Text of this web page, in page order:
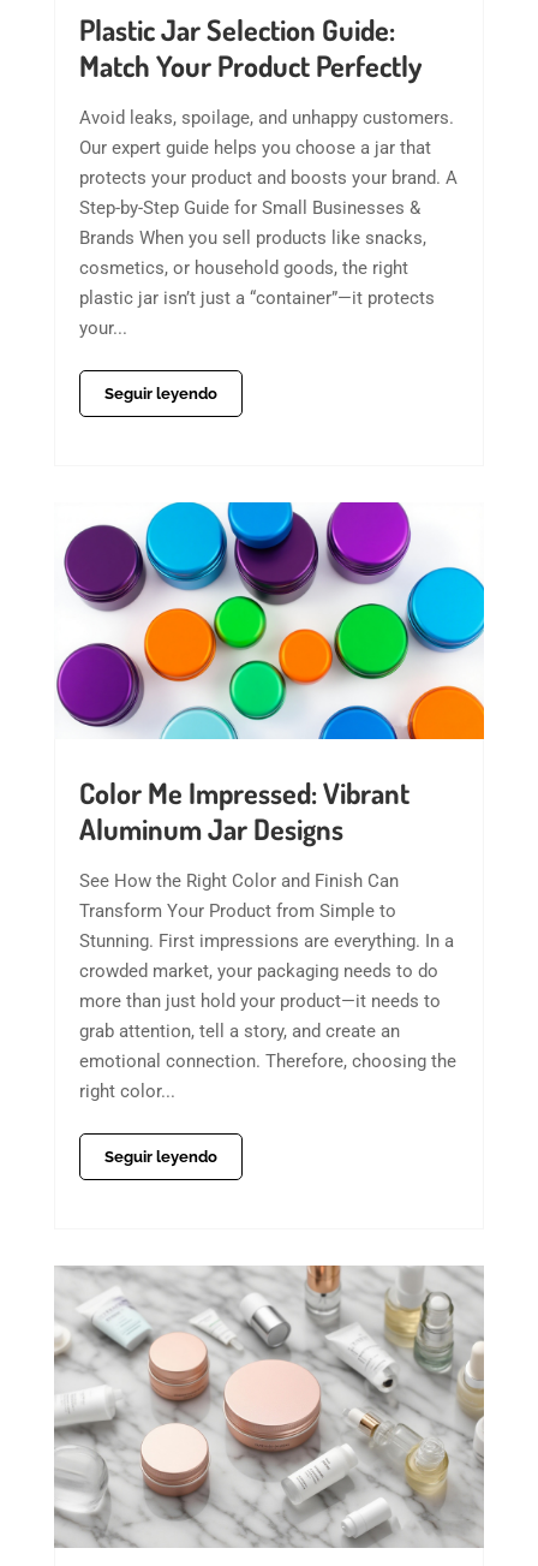
Plastic Jar Selection Guide:
Match Your Product Perfectly
Avoid leaks, spoilage, and unhappy customers.
Our expert guide helps you choose a jar that
protects your product and boosts your brand. A
Step-by-Step Guide for Small Businesses &
Brands​ When you sell products like snacks,
cosmetics, or household goods, the right
plastic jar isn’t just a “container”—it protects
your...
Seguir leyendo
Color Me Impressed: Vibrant
Aluminum Jar Designs
See How the Right Color and Finish Can
Transform Your Product from Simple to
Stunning. First impressions are everything. In a
crowded market, your packaging needs to do
more than just hold your product—it needs to
grab attention, tell a story, and create an
emotional connection. Therefore, choosing the
right color...
Seguir leyendo